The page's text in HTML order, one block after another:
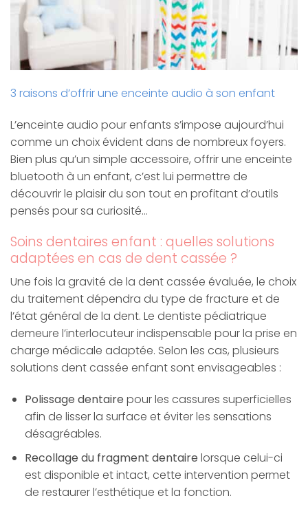
3 raisons d’offrir une enceinte audio à son enfant
L’enceinte audio pour enfants s’impose aujourd’hui
comme un choix évident dans de nombreux foyers.
Bien plus qu’un simple accessoire, offrir une enceinte
bluetooth à un enfant, c’est lui permettre de
découvrir le plaisir du son tout en profitant d’outils
pensés pour sa curiosité…
Soins dentaires enfant : quelles solutions
adaptées en cas de dent cassée ?
Une fois la gravité de la dent cassée évaluée, le choix
du traitement dépendra du type de fracture et de
l’état général de la dent. Le dentiste pédiatrique
demeure l’interlocuteur indispensable pour la prise en
charge médicale adaptée. Selon les cas, plusieurs
solutions dent cassée enfant sont envisageables :
Polissage dentaire pour les cassures superficielles
afin de lisser la surface et éviter les sensations
désagréables.
Recollage du fragment dentaire lorsque celui-ci
est disponible et intact, cette intervention permet
de restaurer l’esthétique et la fonction.